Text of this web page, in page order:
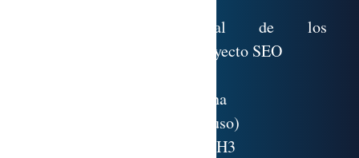
Comprensión global de los
componentes de un proyecto SEO
1.3. Descripción de la página
1.4. Palabras Clave (en desuso)
1.5. Encabezados H1, H2 y H3